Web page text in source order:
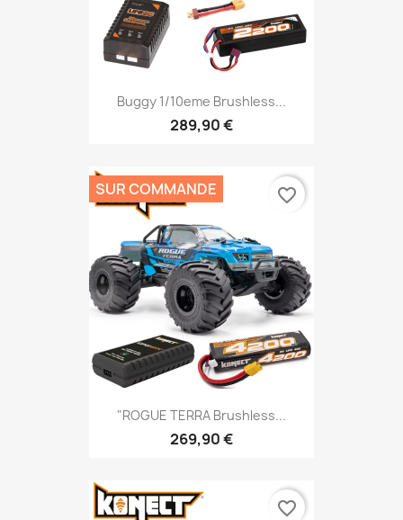
Buggy 1/10eme Brushless...
289,90 €
"ROGUE TERRA Brushless...
269,90 €
SUR COMMANDE favorite_border
favorite_border